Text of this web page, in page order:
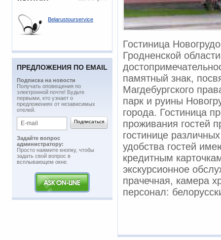
Belarustourservice
ПРЕДЛОЖЕНИЯ ПО EMAIL
Подписка на новости
​Получать оповещения по
электронной почте! Будьте
первыми, кто узнает о
предложениях от независимых
отелей.
Задайте вопрос
администратору:
Просто нажмите кнопку, чтобы
задать свой вопрос в
всплывающем окне.
Гостиница
Гродненской
памятный знак,
Магдебургского
парк и руины
города. Гостиница
проживания гостей
гостинице
удобства гостей
кредитным
экскурсионное
прачечная, камера
персонал: